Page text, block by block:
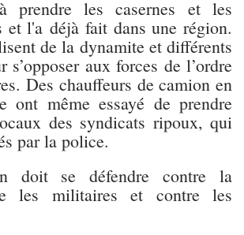
prendre les casernes et les
et l'a déjà fait dans une région.
de la dynamite et différents
s’opposer aux forces de l’ordre
Des chauffeurs de camion en
ont même essayé de prendre
des syndicats ripoux, qui
par la police.
doit se défendre contre la
les militaires et contre les